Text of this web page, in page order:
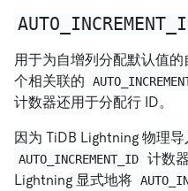
用于为自增列分配默认值
个相关联的
计数器还用于分配行 ID。
因为 TiDB Lightning 物理
AUTO_INCREMENT_ID
计数
Lightning 显式地将